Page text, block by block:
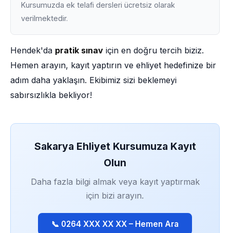
Kursumuzda ek telafi dersleri ücretsiz olarak
verilmektedir.
Hendek'da pratik sınav için en doğru tercih biziz.
Hemen arayın, kayıt yaptırın ve ehliyet hedefinize bir
adım daha yaklaşın. Ekibimiz sizi beklemeyi
sabırsızlıkla bekliyor!
Sakarya Ehliyet Kursumuza Kayıt
Olun
Daha fazla bilgi almak veya kayıt yaptırmak
için bizi arayın.
📞 0264 XXX XX XX – Hemen Ara